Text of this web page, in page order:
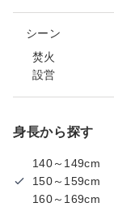
シーン
焚火
設営
身長から探す
140～149cm
150～159cm
160～169cm